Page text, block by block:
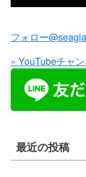
フォロー
» YouTubeチャ
最近の投稿